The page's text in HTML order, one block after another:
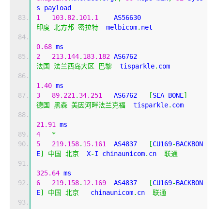
s payload
1
103.82. 101.1
印度 北方邦 密拉特
  melbicom
. net
0.68 ms
2
213.144. 183.182
法国
法兰西岛大区 巴黎
  tisparkle
. com
1.40 ms
3
89.221. 34.251
   AS6762
[SEA-BONE]
德国
黑森 美因河畔法兰克福
  tisparkle
. com
21.91 ms
4
*
5
219.158. 15.161
  AS4837
[CU169-BACKBON
E] 中国 北京
  X
-I chinaunicom. cn 联通
325.64 ms
6
219.158. 12.169
  AS4837
[CU169-BACKBON
E] 中国 北京
   chinaunicom
. cn 联通